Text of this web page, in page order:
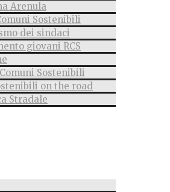
Arenula
Sostenibili
dei sindaci
giovani RCS
Sostenibili
on the road
Stradale